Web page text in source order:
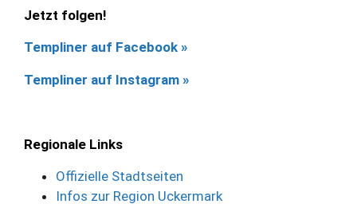
Jetzt folgen!
Templiner auf Facebook »
Templiner auf Instagram »
Regionale Links
Offizielle Stadtseiten
Infos zur Region Uckermark